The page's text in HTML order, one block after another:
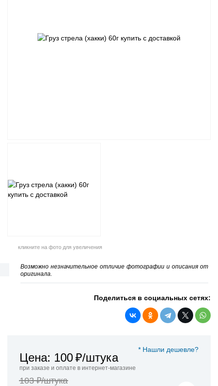
кликните на фото для увеличения
Возможно незначительное отличие фотографии и описания от
оригинала.
Поделиться в социальных сетях:
* Нашли дешевле?
Цена: 100₽/штука
при заказе и оплате в интернет-магазине
103 ₽/штука